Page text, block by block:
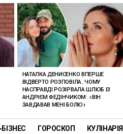
ГОРОСКОП КУЛІНАРІЯ
НАТАЛКА ДЕНИСЕНКО ВПЕРШЕ
ВІДВЕРТО РОЗПОВІЛА, ЧОМУ
НАСПРАВДІ РОЗІРВАЛА ШЛЮБ ІЗ
АНДРІЄМ ФЕДІНЧИКОМ: «ВІН
ЗАВДАВАВ МЕНІ БОЛЮ»